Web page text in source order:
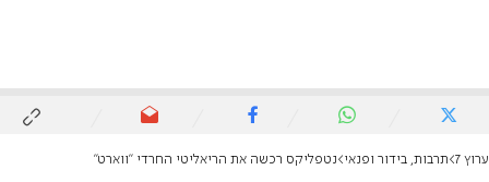
ערוץ 7 תרבות, בידור ופנאי נטפליקס רכשה את הריאליטי החרדי "ווארט"